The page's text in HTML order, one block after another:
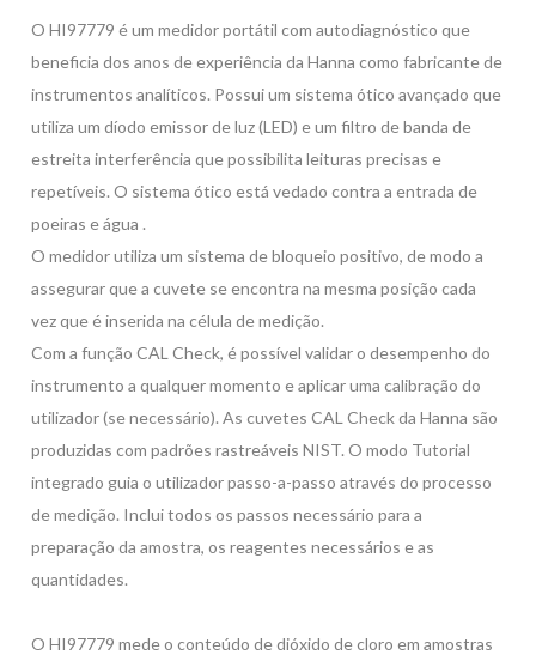
O HI97779 é um medidor portátil com autodiagnóstico que
beneficia dos anos de experiência da Hanna como fabricante de
instrumentos analíticos. Possui um sistema ótico avançado que
utiliza um díodo emissor de luz (LED) e um filtro de banda de
estreita interferência que possibilita leituras precisas e
repetíveis. O sistema ótico está vedado contra a entrada de
poeiras e água .
O medidor utiliza um sistema de bloqueio positivo, de modo a
assegurar que a cuvete se encontra na mesma posição cada
vez que é inserida na célula de medição.
Com a função CAL Check, é possível validar o desempenho do
instrumento a qualquer momento e aplicar uma calibração do
utilizador (se necessário). As cuvetes CAL Check da Hanna são
produzidas com padrões rastreáveis NIST. O modo Tutorial
integrado guia o utilizador passo-a-passo através do processo
de medição. Inclui todos os passos necessário para a
preparação da amostra, os reagentes necessários e as
quantidades.
O HI97779 mede o conteúdo de dióxido de cloro em amostras